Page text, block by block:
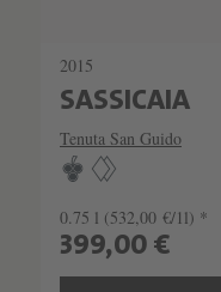
2015
SASSICAIA
Tenuta San Guido
0.75 l (532,00 €/1l) *
399,00 €